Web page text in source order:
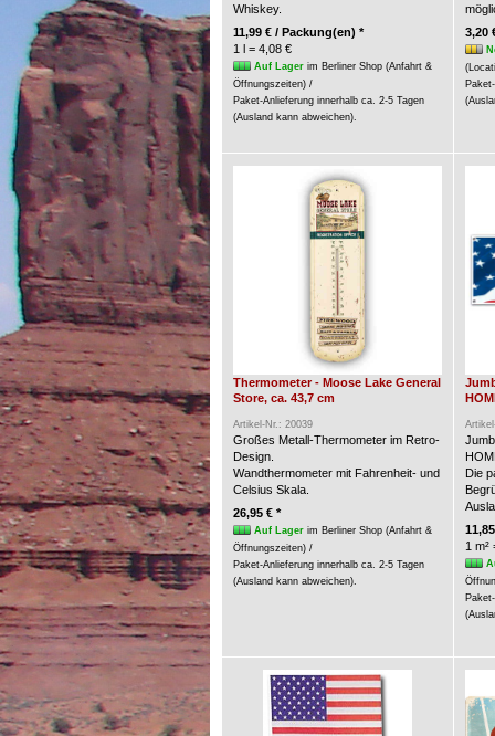
Whiskey.
11,99 € / Packung(en) *
1 l = 4,08 €
Auf Lagerim Berliner Shop (Anfahrt &
Öffnungszeiten) /
Paket-Anlieferung innerhalb ca. 2-5 Tagen
(Ausland kann abweichen).
3,20
Thermometer - Moose Lake General
Store, ca. 43,7 cm
Artikel-Nr.: 20039
Großes Metall-Thermometer im Retro-
Design.
Wandthermometer mit Fahrenheit- und
Celsius Skala.
26,95 € *
Auf Lagerim Berliner Shop (Anfahrt &
Öffnungszeiten) /
Paket-Anlieferung innerhalb ca. 2-5 Tagen
(Ausland kann abweichen).
Die
1 m²